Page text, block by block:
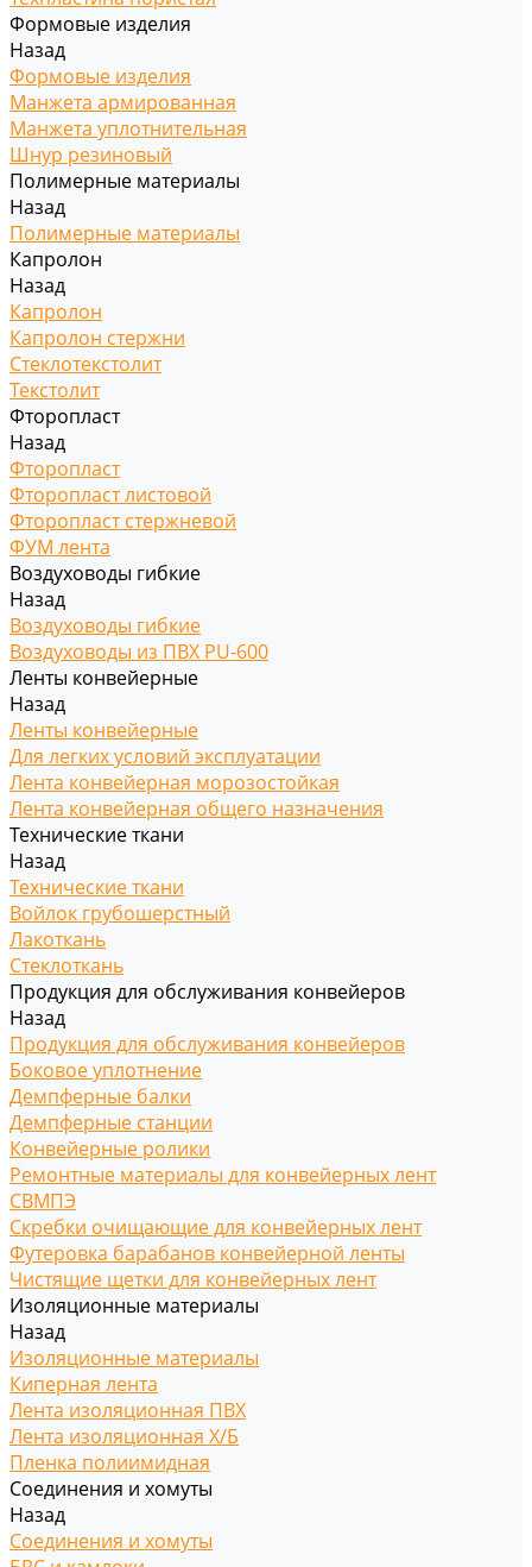
Формовые изделия
Назад
Формовые изделия
Манжета армированная
Манжета уплотнительная
Шнур резиновый
Полимерные материалы
Назад
Полимерные материалы
Капролон
Назад
Капролон
Капролон стержни
Стеклотекстолит
Текстолит
Фторопласт
Назад
Фторопласт
Фторопласт листовой
Фторопласт стержневой
ФУМ лента
Воздуховоды гибкие
Назад
Воздуховоды гибкие
Воздуховоды из ПВХ PU-600
Ленты конвейерные
Назад
Ленты конвейерные
Для легких условий эксплуатации
Лента конвейерная морозостойкая
Лента конвейерная общего назначения
Технические ткани
Назад
Технические ткани
Войлок грубошерстный
Лакоткань
Стеклоткань
Продукция для обслуживания конвейеров
Назад
Продукция для обслуживания конвейеров
Боковое уплотнение
Демпферные балки
Демпферные станции
Конвейерные ролики
Ремонтные материалы для конвейерных лент
СВМПЭ
Скребки очищающие для конвейерных лент
Футеровка барабанов конвейерной ленты
Чистящие щетки для конвейерных лент
Изоляционные материалы
Назад
Изоляционные материалы
Киперная лента
Лента изоляционная ПВХ
Лента изоляционная Х/Б
Пленка полиимидная
Соединения и хомуты
Назад
Соединения и хомуты